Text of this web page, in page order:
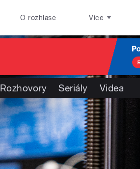
O rozhlase Více
Rozhovory Seriály Videa